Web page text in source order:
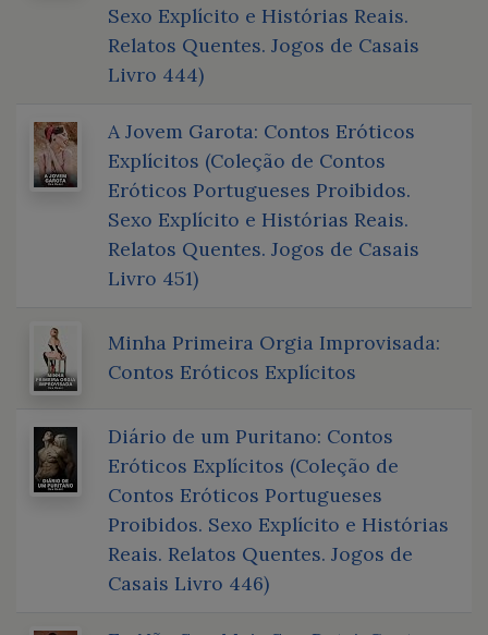
Sexo Explícito e Histórias Reais.
Relatos Quentes. Jogos de Casais
Livro 444)
A Jovem Garota: Contos Eróticos
Explícitos (Coleção de Contos
Eróticos Portugueses Proibidos.
Sexo Explícito e Histórias Reais.
Relatos Quentes. Jogos de Casais
Livro 451)
Minha Primeira Orgia Improvisada:
Contos Eróticos Explícitos
Diário de um Puritano: Contos
Eróticos Explícitos (Coleção de
Contos Eróticos Portugueses
Proibidos. Sexo Explícito e Histórias
Reais. Relatos Quentes. Jogos de
Casais Livro 446)